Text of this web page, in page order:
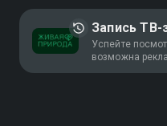
Запись ТВ-
Успейте
возможна